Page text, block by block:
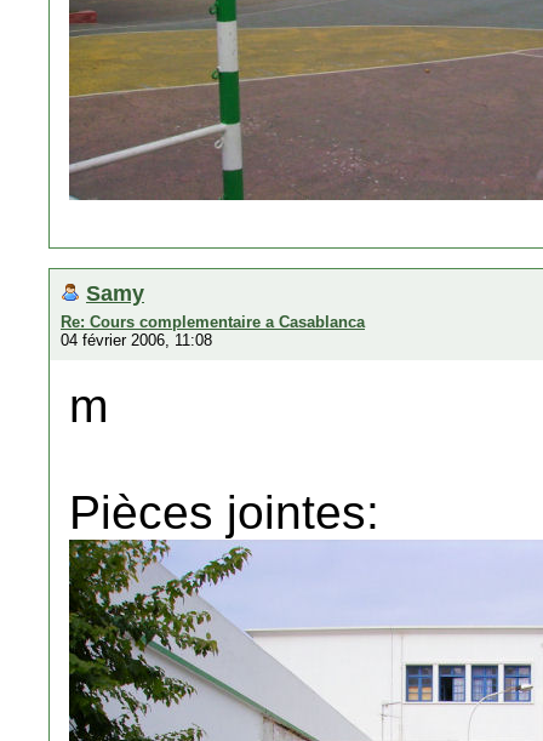
Samy
Re: Cours complementaire a Casablanca
04 février 2006, 11:08
m
Pièces jointes: